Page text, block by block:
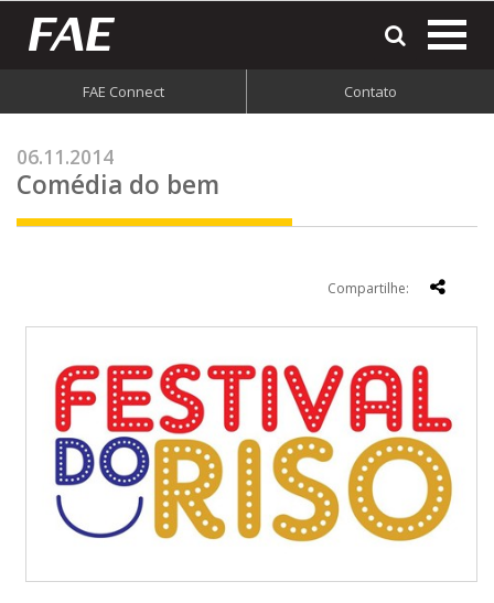
FAE Connect Contato
06.11.2014
Comédia do bem
Compartilhe: